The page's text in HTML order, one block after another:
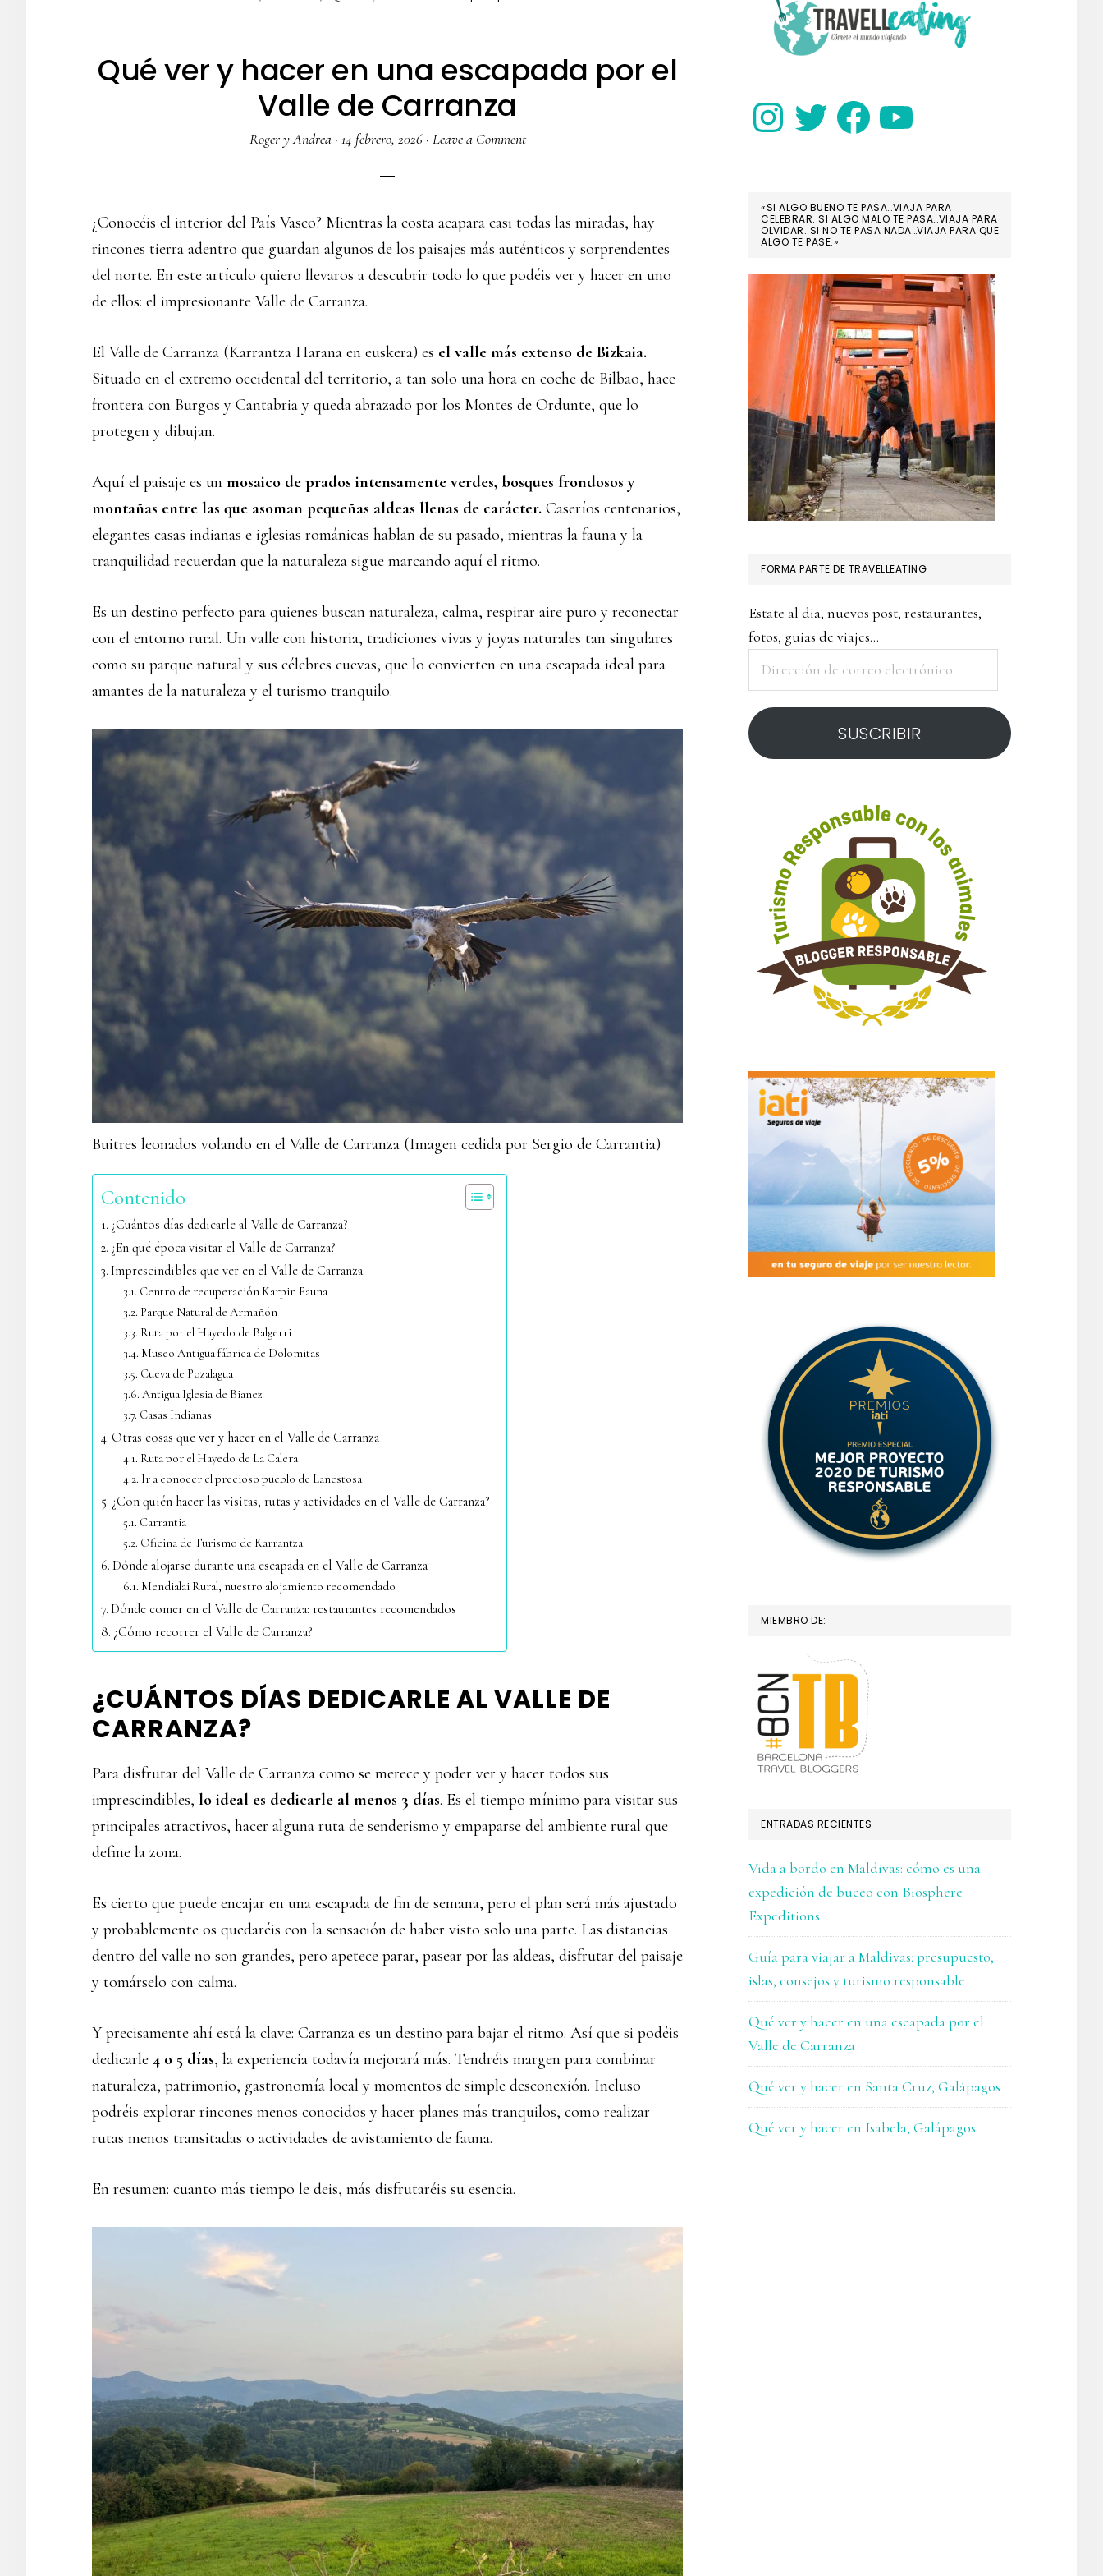
Qué ver y hacer en una escapada por el
Valle de Carranza
Roger y Andrea· 14 febrero, 2026· Leave a Comment
¿Conocéis el interior del País Vasco? Mientras la costa acapara casi todas las miradas, hay
rincones tierra adentro que guardan algunos de los paisajes más auténticos y sorprendentes
del norte. En este artículo quiero llevaros a descubrir todo lo que podéis ver y hacer en uno
de ellos: el impresionante Valle de Carranza.
El Valle de Carranza (Karrantza Harana en euskera) es el valle más extenso de Bizkaia.
Situado en el extremo occidental del territorio, a tan solo una hora en coche de Bilbao, hace
frontera con Burgos y Cantabria y queda abrazado por los Montes de Ordunte, que lo
protegen y dibujan.
Aquí el paisaje es un mosaico de prados intensamente verdes, bosques frondosos y
montañas entre las que asoman pequeñas aldeas llenas de carácter. Caseríos centenarios,
elegantes casas indianas e iglesias románicas hablan de su pasado, mientras la fauna y la
tranquilidad recuerdan que la naturaleza sigue marcando aquí el ritmo.
Es un destino perfecto para quienes buscan naturaleza, calma, respirar aire puro y reconectar
con el entorno rural. Un valle con historia, tradiciones vivas y joyas naturales tan singulares
como su parque natural y sus célebres cuevas, que lo convierten en una escapada ideal para
amantes de la naturaleza y el turismo tranquilo.
Buitres leonados volando en el Valle de Carranza (Imagen cedida por Sergio de Carrantia)
Contenido
¿Cuántos días dedicarle al Valle de Carranza?
¿En qué época visitar el Valle de Carranza?
Imprescindibles que ver en el Valle de Carranza
Centro de recuperación Karpin Fauna
Parque Natural de Armañón
Ruta por el Hayedo de Balgerri
Museo Antigua fábrica de Dolomitas
Cueva de Pozalagua
Antigua Iglesia de Biañez
Casas Indianas
Otras cosas que ver y hacer en el Valle de Carranza
Ruta por el Hayedo de La Calera
Ir a conocer el precioso pueblo de Lanestosa
¿Con quién hacer las visitas, rutas y actividades en el Valle de Carranza?
Carrantia
Oficina de Turismo de Karrantza
Dónde alojarse durante una escapada en el Valle de Carranza
Mendialai Rural, nuestro alojamiento recomendado
Dónde comer en el Valle de Carranza: restaurantes recomendados
¿Cómo recorrer el Valle de Carranza?
¿CUÁNTOS DÍAS DEDICARLE AL VALLE DE
CARRANZA?
Para disfrutar del Valle de Carranza como se merece y poder ver y hacer todos sus
imprescindibles, lo ideal es dedicarle al menos 3 días. Es el tiempo mínimo para visitar sus
principales atractivos, hacer alguna ruta de senderismo y empaparse del ambiente rural que
define la zona.
Es cierto que puede encajar en una escapada de fin de semana, pero el plan será más ajustado
y probablemente os quedaréis con la sensación de haber visto solo una parte. Las distancias
dentro del valle no son grandes, pero apetece parar, pasear por las aldeas, disfrutar del paisaje
y tomárselo con calma.
Y precisamente ahí está la clave: Carranza es un destino para bajar el ritmo. Así que si podéis
dedicarle 4 o 5 días, la experiencia todavía mejorará más. Tendréis margen para combinar
naturaleza, patrimonio, gastronomía local y momentos de simple desconexión. Incluso
podréis explorar rincones menos conocidos y hacer planes más tranquilos, como realizar
rutas menos transitadas o actividades de avistamiento de fauna.
En resumen: cuanto más tiempo le deis, más disfrutaréis su esencia.
SIDEBAR
InstagramTwitter FacebookYouTube
«SI ALGO BUENO TE PASA…VIAJA PARA
CELEBRAR. SI ALGO MALO TE PASA…VIAJA PARA
OLVIDAR. SI NO TE PASA NADA…VIAJA PARA QUE
ALGO TE PASE.»
FORMA PARTE DE TRAVELLEATING
Estate al dia, nuevos post, restaurantes,
fotos, guias de viajes...
correo
electrónico
SUSCRIBIR
MIEMBRO DE:
ENTRADAS RECIENTES
Vida a bordo en Maldivas: cómo es una
expedición de buceo con Biosphere
Expeditions
Guía para viajar a Maldivas: presupuesto,
islas, consejos y turismo responsable
Qué ver y hacer en una escapada por el
Valle de Carranza
Qué ver y hacer en Santa Cruz, Galápagos
Qué ver y hacer en Isabela, Galápagos